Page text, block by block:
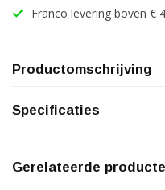
Franco levering boven €
Productomschrijving
Specificaties
Gerelateerde